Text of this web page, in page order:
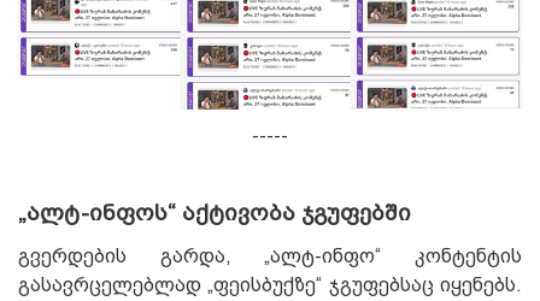
-----
„ალტ-ინფოს“ აქტივობა ჯგუფებში
გვერდების გარდა, „ალტ-ინფო“ კონტენტის
გასავრცელებლად „ფეისბუქზე“ ჯგუფებსაც იყენებს.